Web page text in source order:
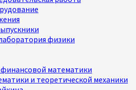
физики
математики
и теоретической механики